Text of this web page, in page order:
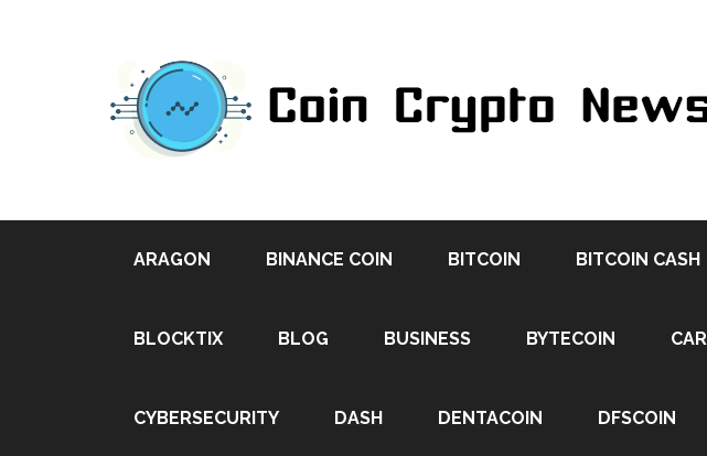
ARAGON BINANCE COIN BITCOIN BITCOIN CASH
BLOCKTIX BLOG BUSINESS BYTECOIN
CYBERSECURITY DASH DENTACOIN DFSCOIN